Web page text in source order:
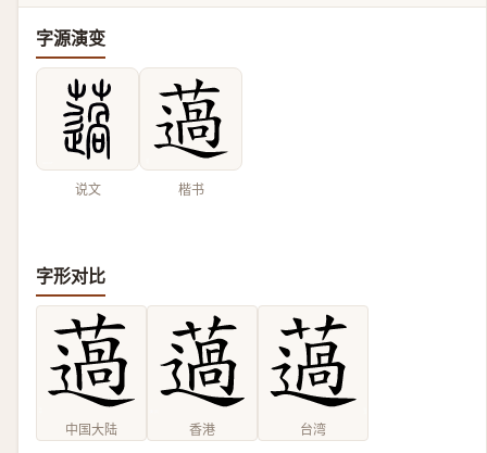
字源演变
说文 楷书
字形对比
中国大陆 香港 台湾